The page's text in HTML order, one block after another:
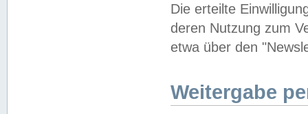
Die erteilte
deren Nutzung zum
etwa über den
Weitergabe